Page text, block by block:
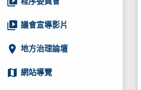
video_library 議會宣導影片
location_on 地方治理論壇
map 網站導覽